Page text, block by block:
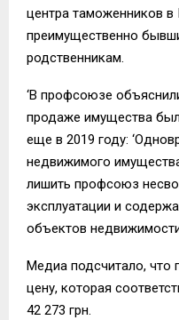
центра таможенников
преимущественно
родственникам.
‘В профсоюзе
продаже имущества
еще в 2019 году:
недвижимого
лишить профсоюз
эксплуатации и
объектов
Медиа подсчитало,
цену, которая
42 273 грн.